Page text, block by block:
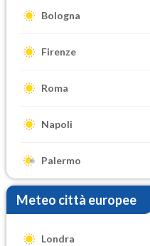
Bologna
Firenze
Roma
Napoli
Palermo
Meteo città europee
Londra